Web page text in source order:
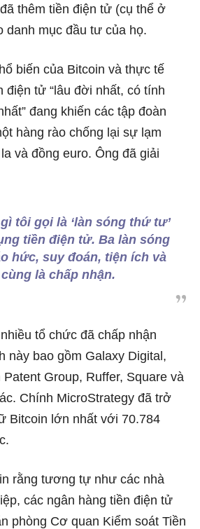
thêm tiền điện tử (cụ thể ở
danh mục đầu tư của họ.
biến của Bitcoin và thực tế
điện tử “lâu đời nhất, có tính
đang khiến các tập đoàn
hàng rào chống lại sự lạm
và đồng euro. Ông đã giải
tôi gọi là ‘làn sóng thứ tư’
tiền điện tử. Ba làn sóng
hức, suy đoán, tiện ích và
là chấp nhận.
tổ chức đã chấp nhận
này bao gồm Galaxy Digital,
Group, Ruffer, Square và
Chính MicroStrategy đã trở
Bitcoin lớn nhất với 70.784
rằng tương tự như các nhà
các ngân hàng tiền điện tử
phòng Cơ quan Kiểm soát Tiền